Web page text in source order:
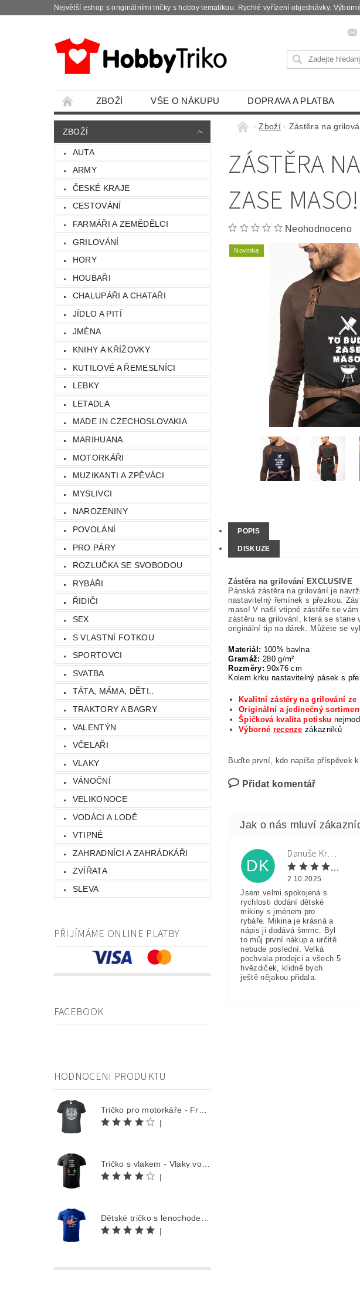
Největší eshop s originálními tričky s hobby tematikou. Rychlé vyřízení objednávky.
ZBOŽÍ VŠE O NÁKUPU DOPRAVA A PLATBA
ZBOŽÍ
AUTA
ARMY
ČESKÉ KRAJE
CESTOVÁNÍ
FARMÁŘI A ZEMĚDĚLCI
GRILOVÁNÍ
HORY
HOUBAŘI
CHALUPÁŘI A CHATAŘI
JÍDLO A PITÍ
JMÉNA
KNIHY A KŘÍŽOVKY
KUTILOVÉ A ŘEMESLNÍCI
LEBKY
LETADLA
MADE IN CZECHOSLOVAKIA
MARIHUANA
MOTORKÁŘI
MUZIKANTI A ZPĚVÁCI
MYSLIVCI
NAROZENINY
POVOLÁNÍ
PRO PÁRY
ROZLUČKA SE SVOBODOU
RYBÁŘI
ŘIDIČI
SEX
S VLASTNÍ FOTKOU
SPORTOVCI
SVATBA
TÁTA, MÁMA, DĚTI..
TRAKTORY A BAGRY
VALENTÝN
VČELAŘI
VLAKY
VÁNOČNÍ
VELIKONOCE
VODÁCI A LODĚ
VTIPNÉ
ZAHRADNÍCI A ZAHRÁDKÁŘI
ZVÍŘATA
SLEVA
PŘIJÍMÁME ONLINE PLATBY
FACEBOOK
HODNOCENI PRODUKTU
|
|
|
Zboží Zástěra na
ZÁSTĚRA
ZASE MASO!
Neohodnoceno
Novinka
POPIS
DISKUZE
Zástěra na grilování EXCLUSIVE
Pánská zástěra na grilování je
nastavitelný řemínek s přezkou.
maso! V naší vtipné zástěře se
zástěru na grilování, která se stane
originální tip na dárek. Můžete se
Materiál: 100% bavlna
Gramáž: 280 g/m²
Rozměry: 90x76 cm
Kolem krku nastavitelný pásek s
Kvalitní zástěry na grilování ze
Originální a jedinečný
Špičková kvalita potisku
Výborné recenze zákazníků
Buďte první, kdo napíše příspěvek k
Přidat komentář
DK
Danuše Krulová
2.10.2025
Jsem velmi spokojená s
rychlosti dodání dětské
mikiny s jménem pro
rybáře. Mikina je krásná a
nápis ji dodává šmrnc. Byl
to můj první nákup a určitě
nebude poslední. Velká
pochvala prodejci a všech 5
hvězdiček, klidně bych
ještě nějakou přidala.